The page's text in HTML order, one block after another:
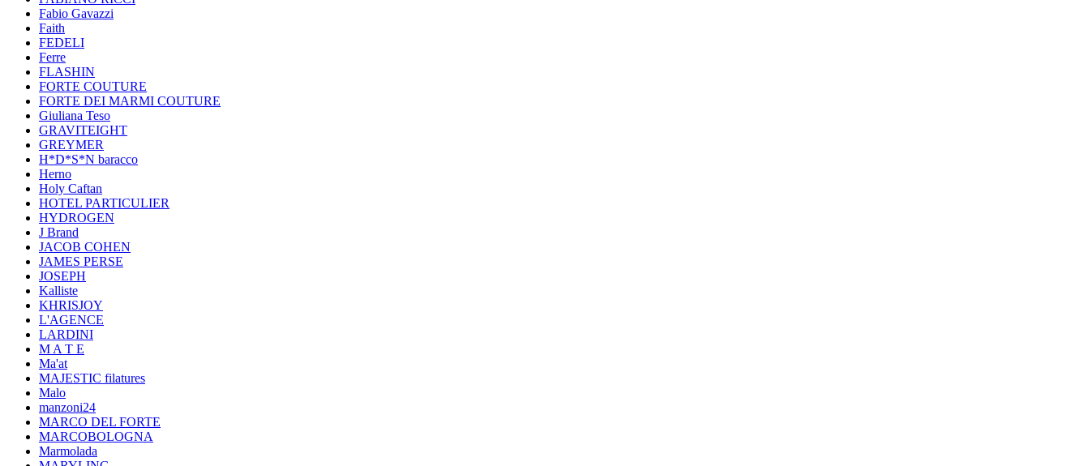
Fabio Gavazzi
Faith
FEDELI
Ferre
FLASHIN
FORTE COUTURE
FORTE DEI MARMI COUTURE
Giuliana Teso
GRAVITEIGHT
GREYMER
H*D*S*N baracco
Herno
Holy Caftan
HOTEL PARTICULIER
HYDROGEN
J Brand
JACOB COHEN
JAMES PERSE
JOSEPH
Kalliste
KHRISJOY
L'AGENCE
LARDINI
M A T E
Ma'at
MAJESTIC filatures
Malo
manzoni24
MARCO DEL FORTE
MARCOBOLOGNA
Marmolada